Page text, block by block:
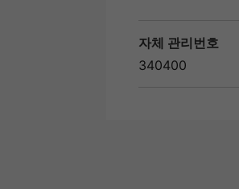
자체 관리번호
340400